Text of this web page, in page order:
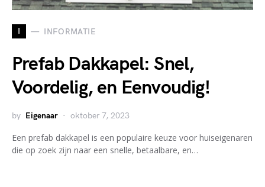
I INFORMATIE
Prefab Dakkapel: Snel,
Voordelig, en Eenvoudig!
by Eigenaar oktober 7, 2023
Een prefab dakkapel is een populaire keuze voor huiseigenaren
die op zoek zijn naar een snelle, betaalbare, en…